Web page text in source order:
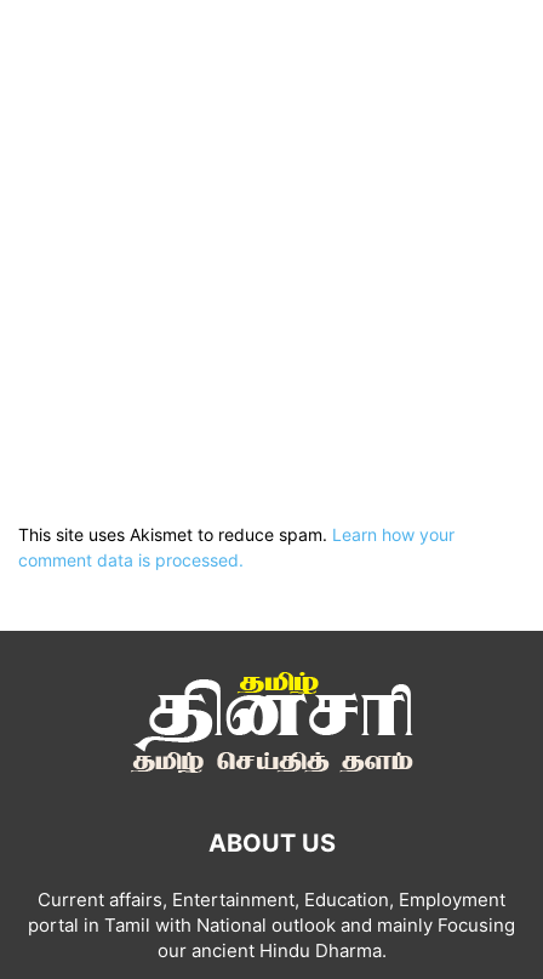
This site uses Akismet to reduce spam. Learn how your
comment data is processed.
ABOUT US
Current affairs, Entertainment, Education, Employment
portal in Tamil with National outlook and mainly Focusing
our ancient Hindu Dharma.